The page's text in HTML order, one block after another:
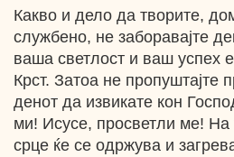
Какво и дело да творите,
службено, не заборавајте
ваша светлост и ваш успех
Крст. Затоа не пропуштајте
денот да извикате кон
ми! Исусе, просветли ме! На
срце ќе се одржува и